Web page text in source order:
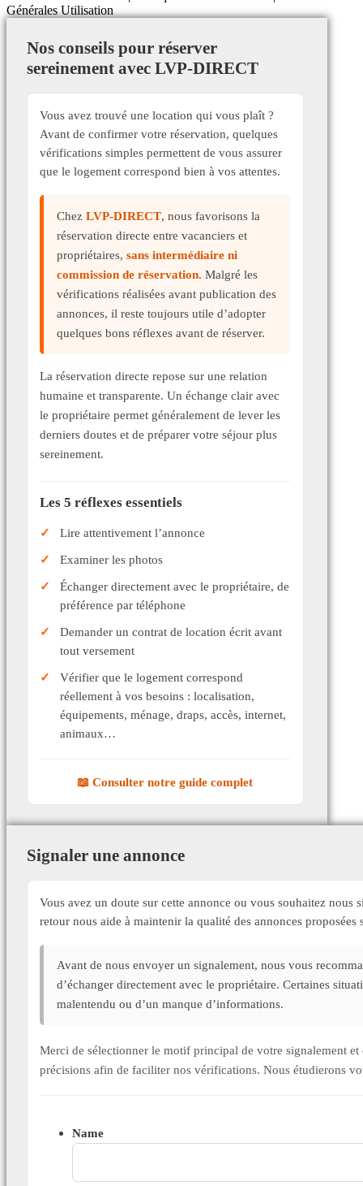
Générales Utilisation
Nos conseils pour réserver
sereinement avec LVP-DIRECT
Vous avez trouvé une location qui vous plaît ?
Avant de confirmer votre réservation, quelques
vérifications simples permettent de vous assurer
que le logement correspond bien à vos attentes.
Chez LVP-DIRECT, nous favorisons la
réservation directe entre vacanciers et
propriétaires, sans intermédiaire ni
commission de réservation. Malgré les
vérifications réalisées avant publication des
annonces, il reste toujours utile d’adopter
quelques bons réflexes avant de réserver.
La réservation directe repose sur une relation
humaine et transparente. Un échange clair avec
le propriétaire permet généralement de lever les
derniers doutes et de préparer votre séjour plus
sereinement.
Les 5 réflexes essentiels
Lire attentivement l’annonce
Examiner les photos
Échanger directement avec le propriétaire, de
préférence par téléphone
Demander un contrat de location écrit avant
tout versement
Vérifier que le logement correspond
réellement à vos besoins : localisation,
équipements, ménage, draps, accès, internet,
animaux…
📖 Consulter notre guide complet
Signaler une annonce
Vous avez un doute sur cette annonce ou vous souhaitez
retour nous aide à maintenir la qualité des annonces proposées
Avant de nous envoyer un signalement, nous vous
d’échanger directement avec le propriétaire. Certaines
malentendu ou d’un manque d’informations.
Merci de sélectionner le motif principal de votre signalement
précisions afin de faciliter nos vérifications. Nous étudierons
Name